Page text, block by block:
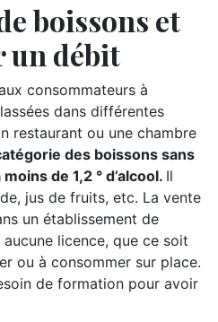
boissons et
un débit
consommateurs à
dans différentes
restaurant ou une chambre
des boissons sans
de 1,2 ° d’alcool. Il
jus de fruits, etc. La vente
un établissement de
licence, que ce soit
ou à consommer sur place.
de formation pour avoir